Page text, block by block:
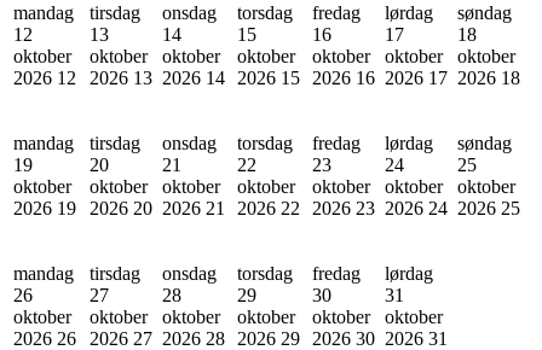
mandag
12
oktober
2026 12
tirsdag
13
oktober
2026 13
onsdag
14
oktober
2026 14
torsdag
15
oktober
2026 15
fredag
16
oktober
2026 16
lørdag
17
oktober
2026 17
søndag
18
oktober
2026 18
mandag
19
oktober
2026 19
tirsdag
20
oktober
2026 20
onsdag
21
oktober
2026 21
torsdag
22
oktober
2026 22
fredag
23
oktober
2026 23
lørdag
24
oktober
2026 24
søndag
25
oktober
2026 25
mandag
26
oktober
2026 26
tirsdag
27
oktober
2026 27
onsdag
28
oktober
2026 28
torsdag
29
oktober
2026 29
fredag
30
oktober
2026 30
lørdag
31
oktober
2026 31